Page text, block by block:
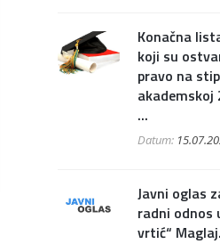
Konačna
koji su
pravo na
akademskoj
...
Datum:
Javni oglas
radni odnos
vrtić“